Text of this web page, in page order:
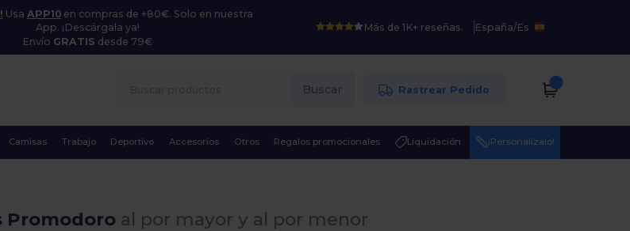
Usa APP10en compras de +80€. Solo en nuestra
App. ¡Descárgala ya!
Envío GRATIS desde 79€
Más de 1K+ reseñas. España/Es
Buscar Rastrear Pedido
Camisas Trabajo Deportivo Accesorios Otros Regalos promocionales Liquidación ¡Personalízalo!
Promodoro al por mayor y al por menor